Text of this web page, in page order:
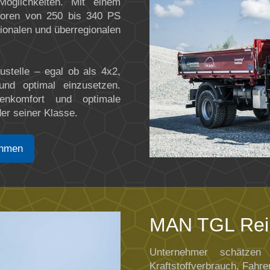
Mit einem
von 250 bis 340 PS
und überregionalen
– egal ob als 4x2,
optimal einzusetzen.
und optimale
seiner Klasse.
MAN TGL
Unternehmer
Kraftstoffverbrauch,